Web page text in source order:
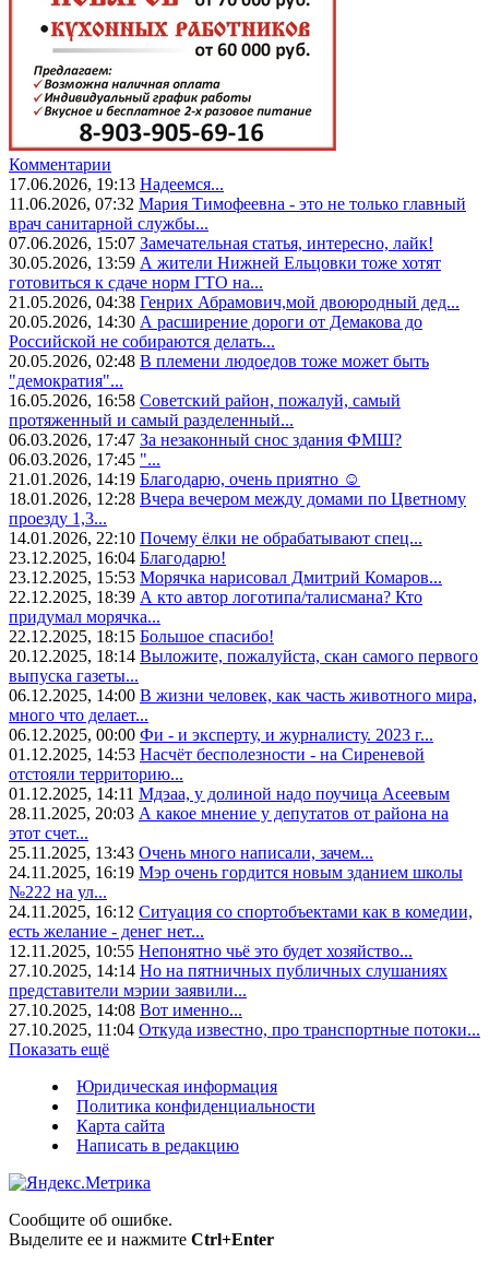
Комментарии
17.06.2026, 19:13 Надеемся...
11.06.2026, 07:32 Мария Тимофеевна - это не только главный
врач санитарной службы...
07.06.2026, 15:07 Замечательная статья, интересно, лайк!
30.05.2026, 13:59 А жители Нижней Ельцовки тоже хотят
готовиться к сдаче норм ГТО на...
21.05.2026, 04:38 Генрих Абрамович,мой двоюродный дед...
20.05.2026, 14:30 А расширение дороги от Демакова до
Российской не собираются делать...
20.05.2026, 02:48 В племени людоедов тоже может быть
"демократия"...
16.05.2026, 16:58 Советский район, пожалуй, самый
протяженный и самый разделенный...
06.03.2026, 17:47 За незаконный снос здания ФМШ?
06.03.2026, 17:45 "...
21.01.2026, 14:19 Благодарю, очень приятно ☺️
18.01.2026, 12:28 Вчера вечером между домами по Цветному
проезду 1,3...
14.01.2026, 22:10 Почему ёлки не обрабатывают спец...
23.12.2025, 16:04 Благодарю!
23.12.2025, 15:53 Морячка нарисовал Дмитрий Комаров...
22.12.2025, 18:39 А кто автор логотипа/талисмана? Кто
придумал морячка...
22.12.2025, 18:15 Большое спасибо!
20.12.2025, 18:14 Выложите, пожалуйста, скан самого первого
выпуска газеты...
06.12.2025, 14:00 В жизни человек, как часть животного мира,
много что делает...
06.12.2025, 00:00 Фи - и эксперту, и журналисту. 2023 г...
01.12.2025, 14:53 Насчёт бесполезности - на Сиреневой
отстояли территорию...
01.12.2025, 14:11 Мдэаа, у долиной надо поучица Асеевым
28.11.2025, 20:03 А какое мнение у депутатов от района на
этот счет...
25.11.2025, 13:43 Очень много написали, зачем...
24.11.2025, 16:19 Мэр очень гордится новым зданием школы
№222 на ул...
24.11.2025, 16:12 Ситуация со спортобъектами как в комедии,
есть желание - денег нет...
12.11.2025, 10:55 Непонятно чьё это будет хозяйство...
27.10.2025, 14:14 Но на пятничных публичных слушаниях
представители мэрии заявили...
27.10.2025, 14:08 Вот именно...
27.10.2025, 11:04 Откуда известно, про транспортные потоки...
Показать ещё
Юридическая информация
Политика конфиденциальности
Карта сайта
Написать в редакцию
Сообщите об ошибке.
Выделите ее и нажмите Ctrl+Enter